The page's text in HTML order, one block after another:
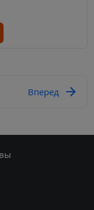
Вперед